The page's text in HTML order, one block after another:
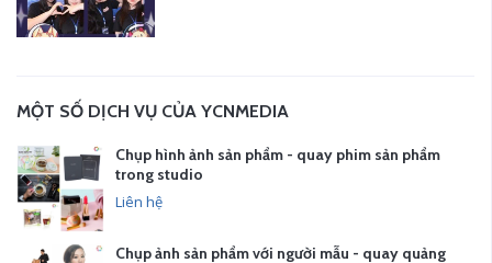
MỘT SỐ DỊCH VỤ CỦA YCNMEDIA
Chụp hình ảnh sản phẩm - quay phim sản phẩm
trong studio
Liên hệ
Chụp ảnh sản phẩm với người mẫu - quay quảng